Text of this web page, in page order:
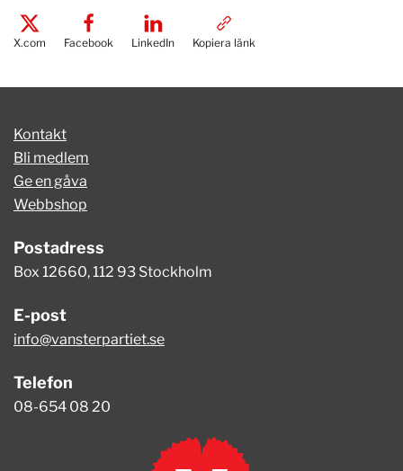
X.com Facebook LinkedIn Kopiera länk
Kontakt
Bli medlem
Ge en gåva
Webbshop
Postadress
Box 12660, 112 93 Stockholm
E-post
info@vansterpartiet.se
Telefon
08-654 08 20